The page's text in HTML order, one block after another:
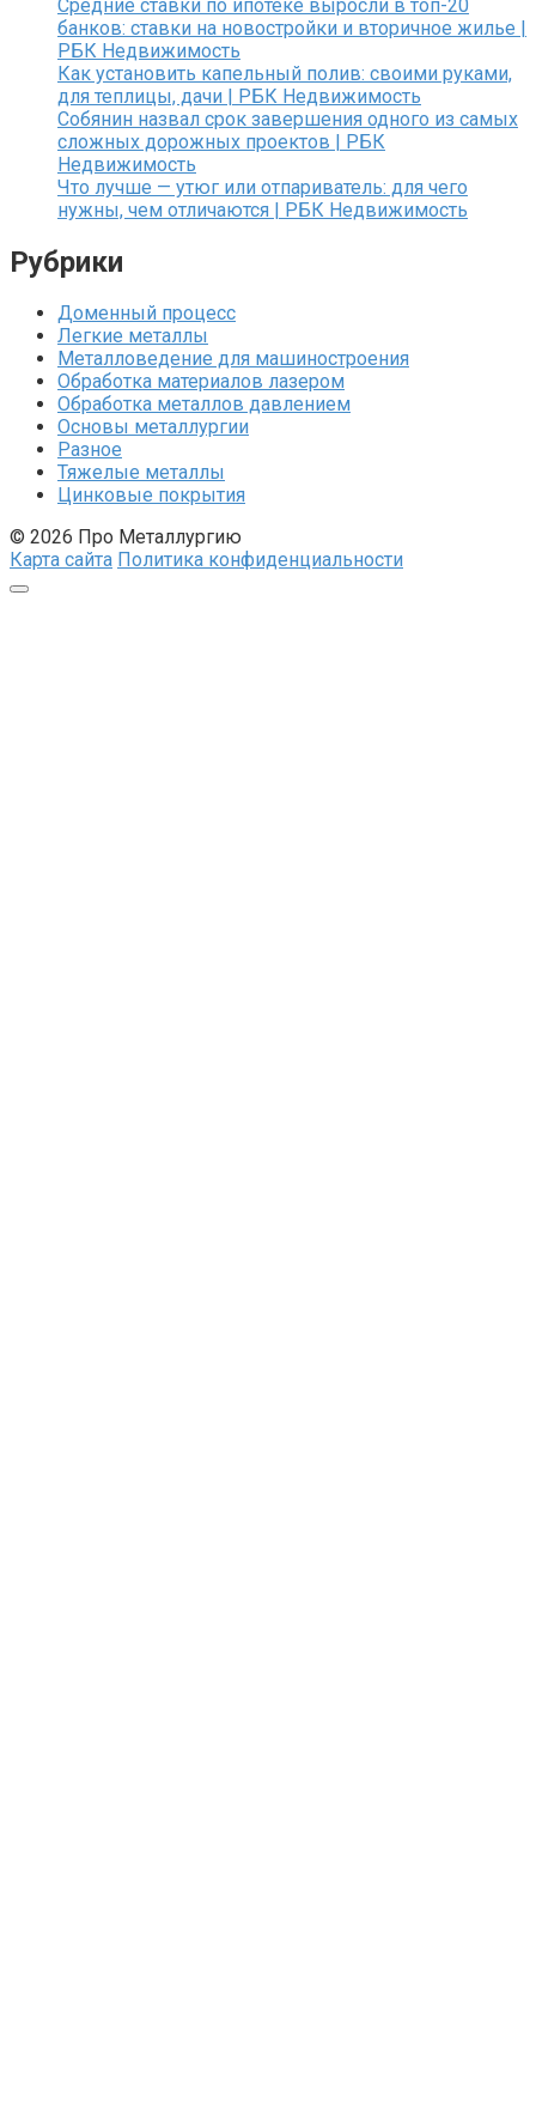
Средние ставки по ипотеке выросли в топ-20
банков: ставки на новостройки и вторичное жилье |
РБК Недвижимость
Как установить капельный полив: своими руками,
для теплицы, дачи | РБК Недвижимость
Собянин назвал срок завершения одного из самых
сложных дорожных проектов | РБК
Недвижимость
Что лучше — утюг или отпариватель: для чего
нужны, чем отличаются | РБК Недвижимость
Рубрики
Доменный процесс
Легкие металлы
Металловедение для машиностроения
Обработка материалов лазером
Обработка металлов давлением
Основы металлургии
Разное
Тяжелые металлы
Цинковые покрытия
© 2026 Про Металлургию
Карта сайта Политика конфиденциальности